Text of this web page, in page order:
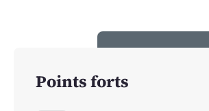
Points forts